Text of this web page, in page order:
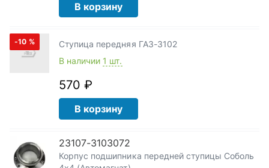
В корзину
-10 %
Ступица передняя ГАЗ-3102
В наличии 1 шт.
570 ₽
В корзину
23107-3103072
Корпус подшипника передней ступицы Соболь